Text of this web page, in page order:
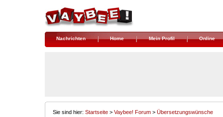
Nachrichten Home Mein Profil Online
Sie sind hier: Startseite > Vaybee! Forum > Übersetzungswünsche